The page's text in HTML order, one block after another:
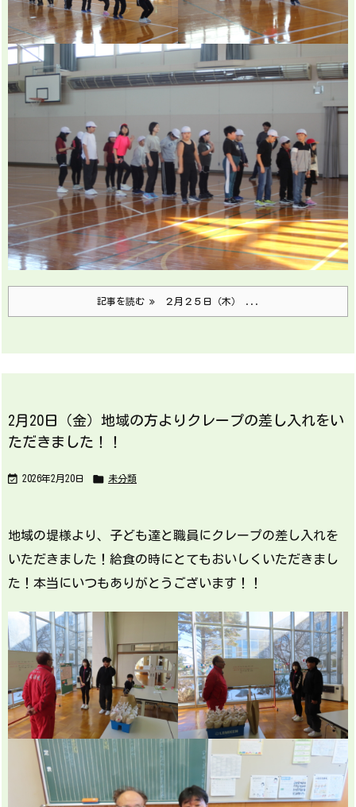
記事を読む ２月２５日（木） ...
2月20日（金）地域の方よりクレープの差し入れをい
ただきました！！
 2026年2月20日  未分類
地域の堤様より、子ども達と職員にクレープの差し入れを
いただきました！給食の時にとてもおいしくいただきまし
た！本当にいつもありがとうございます！！